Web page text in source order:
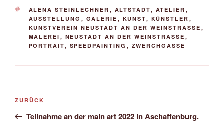
SCHLAGWÖRTER
ALENA STEINLECHNER , ALTSTADT, ATELIER ,
AUSSTELLUNG , GALERIE , KUNST, KÜNSTLER ,
KUNSTVEREIN NEUSTADT AN DER WEINSTRASSE
,
MALEREI , NEUSTADT AN DER WEINSTRASSE
,
PORTRAIT, SPEEDPAINTING , ZWERCHGASSE
Beitragsnavigation
Vorheriger
Beitrag
ZURÜCK
Teilnahme an der main art 2022 in Aschaffenburg.